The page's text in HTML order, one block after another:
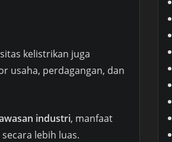
kelistrikan juga
usaha, perdagangan, dan
industri, manfaat
lebih luas.